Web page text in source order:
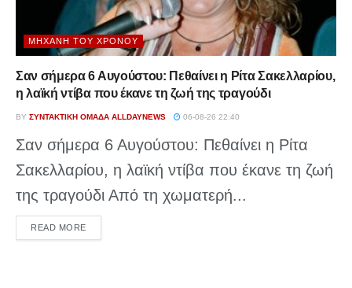
ΜΗΧΑΝΉ ΤΟΥ ΧΡΌΝΟΥ
Σαν σήμερα 6 Αυγούστου: Πεθαίνει η Ρίτα Σακελλαρίου,
η λαϊκή ντίβα που έκανε τη ζωή της τραγούδι
BY ΣΥΝΤΑΚΤΙΚΉ ΟΜΆΔΑ ALLDAYNEWS 06-08-26 22:40
Σαν σήμερα 6 Αυγούστου: Πεθαίνει η Ρίτα
Σακελλαρίου, η λαϊκή ντίβα που έκανε τη ζωή
της τραγούδι Από τη χωματερή...
READ MOREDETAILS